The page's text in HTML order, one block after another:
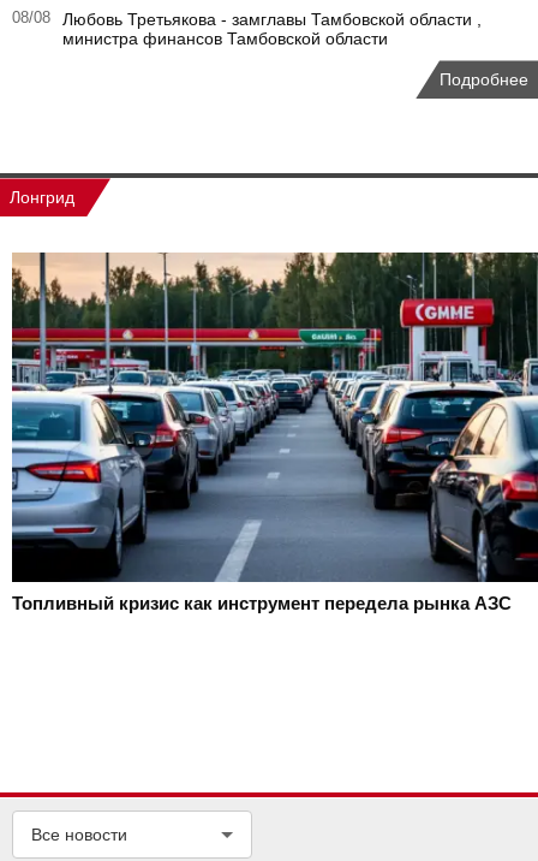
08/08
Любовь Третьякова - замглавы Тамбовской области ,
министра финансов Тамбовской области
Подробнее
Лонгрид
Топливный кризис как инструмент передела рынка АЗС
Все новости